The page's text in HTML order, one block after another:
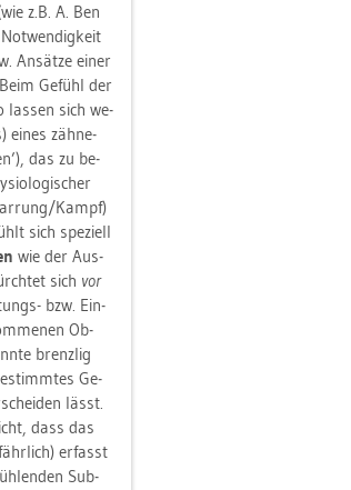
z.B. A. Ben
An­sät­ze einer
Ge­fühl der
las­sen sich we­
eines zäh­ne­
das zu be­
Kampf)
sich spe­zi­ell
wie der Aus­
sich vor
bzw. Ein­
Ob­
brenz­lig
Ge­
lässt.
dass das
er­fasst
Sub­